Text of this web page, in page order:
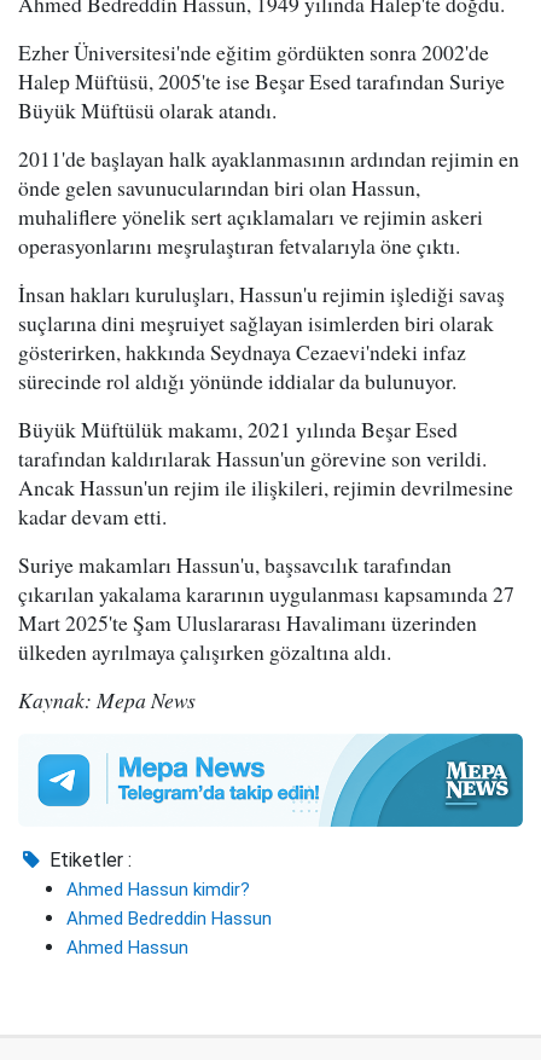
Ezher Üniversitesi'nde eğitim gördükten sonra 2002'de
Halep Müftüsü, 2005'te ise Beşar Esed tarafından Suriye
Büyük Müftüsü olarak atandı.
2011'de başlayan halk ayaklanmasının ardından rejimin en
önde gelen savunucularından biri olan Hassun,
muhaliflere yönelik sert açıklamaları ve rejimin askeri
operasyonlarını meşrulaştıran fetvalarıyla öne çıktı.
İnsan hakları kuruluşları, Hassun'u rejimin işlediği savaş
suçlarına dini meşruiyet sağlayan isimlerden biri olarak
gösterirken, hakkında Seydnaya Cezaevi'ndeki infaz
sürecinde rol aldığı yönünde iddialar da bulunuyor.
Büyük Müftülük makamı, 2021 yılında Beşar Esed
tarafından kaldırılarak Hassun'un görevine son verildi.
Ancak Hassun'un rejim ile ilişkileri, rejimin devrilmesine
kadar devam etti.
Suriye makamları Hassun'u, başsavcılık tarafından
çıkarılan yakalama kararının uygulanması kapsamında 27
Mart 2025'te Şam Uluslararası Havalimanı üzerinden
ülkeden ayrılmaya çalışırken gözaltına aldı.
Kaynak: Mepa News
Etiketler :
Ahmed Hassun kimdir?
Ahmed Bedreddin Hassun
Ahmed Hassun